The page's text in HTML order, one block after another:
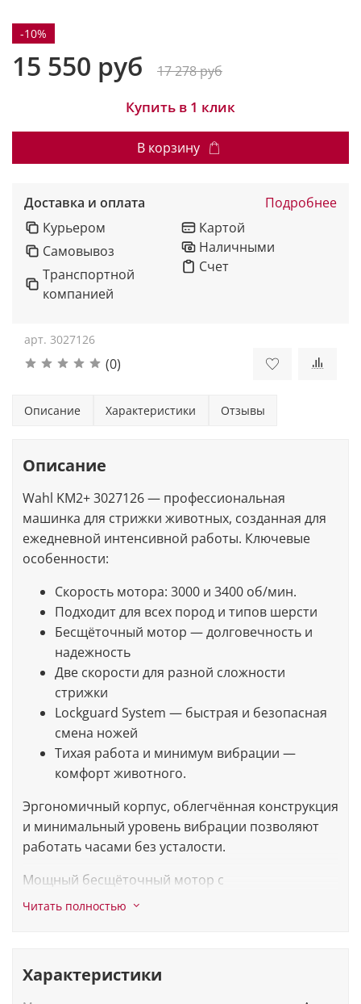
арт. 3027126
(0)
-10%
15 550 руб 17 278 руб
Купить в 1 клик
В корзину
Доставка и оплата
Подробнее
Курьером
Самовывоз
Транспортной
компанией
Картой
Наличными
Счет
Описание Характеристики Отзывы
Описание
Wahl KM2+ 3027126 — профессиональная
машинка для стрижки животных, созданная для
ежедневной интенсивной работы. Ключевые
особенности:
Скорость мотора: 3000 и 3400 об/мин.
Подходит для всех пород и типов шерсти
Бесщёточный мотор — долговечность и
надежность
Две скорости для разной сложности
стрижки
Lockguard System — быстрая и безопасная
смена ножей
Тихая работа и минимум вибрации —
комфорт животного.
Эргономичный корпус, облегчённая конструкция
и минимальный уровень вибрации позволяют
работать часами без усталости.
Мощный бесщёточный мотор с
интеллектуальной системой управления
шерсти.
Читать полностью
Характеристики